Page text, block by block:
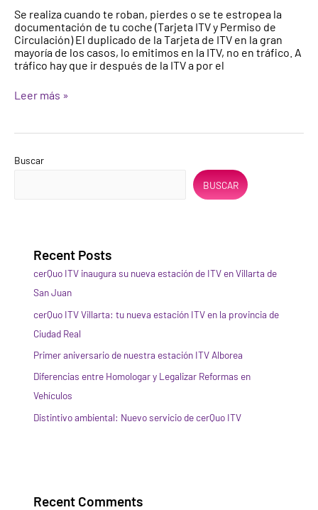
Se realiza cuando te roban, pierdes o se te estropea la
documentación de tu coche (Tarjeta ITV y Permiso de
Circulación) El duplicado de la Tarjeta de ITV en la gran
mayoría de los casos, lo emitimos en la ITV, no en tráfico. A
tráfico hay que ir después de la ITV a por el
pasos
hay
que
seguir
para
Leer más »
Buscar
BUSCAR
Recent Posts
cerQuo ITV inaugura su nueva estación de ITV en Villarta de
San Juan
cerQuo ITV Villarta: tu nueva estación ITV en la provincia de
Ciudad Real
Primer aniversario de nuestra estación ITV Alborea
Diferencias entre Homologar y Legalizar Reformas en
Vehículos
Distintivo ambiental: Nuevo servicio de cerQuo ITV
Recent Comments